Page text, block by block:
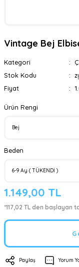
Vintage Bej
Kategori
Stok Kodu
Fiyat
Ürün Rengi
Beden
1.149,00 TL
*117,02 TL den başlayan
Paylaş Yorum